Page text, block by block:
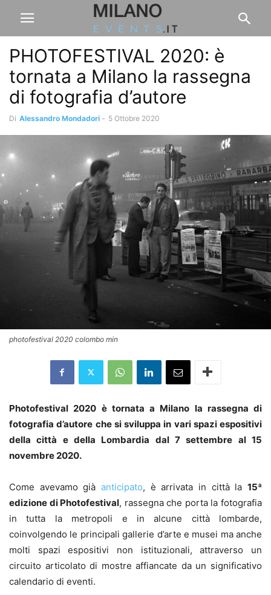
PHOTOFESTIVAL 2020: è
tornata a Milano la rassegna
di fotografia d’autore
Di Alessandro Mondadori - 5 Ottobre 2020
photofestival 2020 colombo min
Photofestival 2020 è tornata a Milano la rassegna di
fotografia d’autore che si sviluppa in vari spazi espositivi
della città e della Lombardia dal 7 settembre al 15
novembre 2020.
Come avevamo già anticipato, è arrivata in città la 15ª
edizione di Photofestival, rassegna che porta la fotografia
in tutta la metropoli e in alcune città lombarde,
coinvolgendo le principali gallerie d’arte e musei ma anche
molti spazi espositivi non istituzionali, attraverso un
circuito articolato di mostre affiancate da un significativo
calendario di eventi.